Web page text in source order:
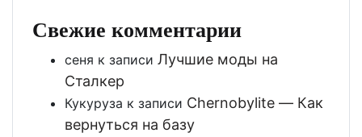
Свежие комментарии
сеня к записи Лучшие моды на
Сталкер
Кукуруза к записи Chernobylite — Как
вернуться на базу